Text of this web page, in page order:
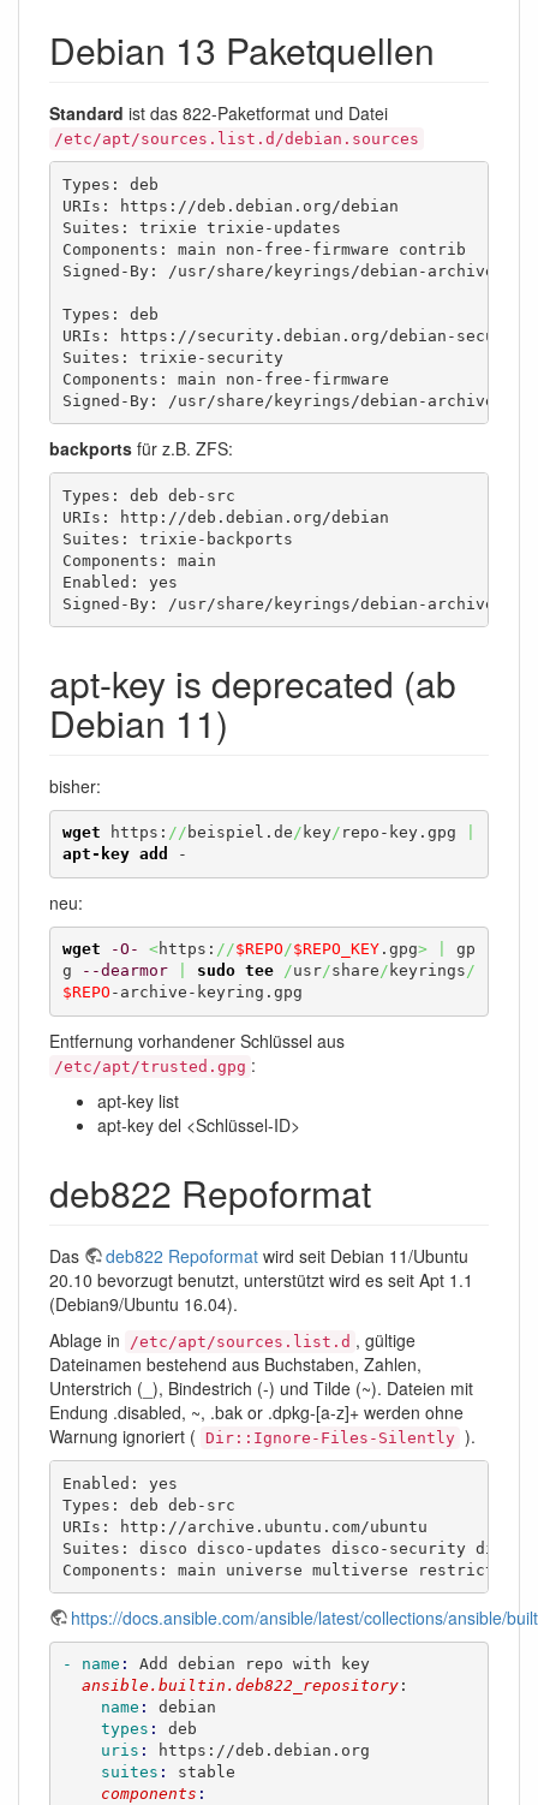
Debian 13 Paketquellen
Standard ist das 822-Paketformat und Datei
/etc/apt/sources.list.d/debian.sources
Types: deb
URIs: https://deb.debian.org/debian
Suites: trixie trixie-updates
Components: main non-free-firmware contrib
Signed-By: /usr/share/keyrings/debian-archive-
Types: deb
URIs: https://security.debian.org/debian-security
Suites: trixie-security
Components: main non-free-firmware
Signed-By: /usr/share/keyrings/debian-archive-
backports für z.B. ZFS:
Types: deb deb-src
URIs: http://deb.debian.org/debian
Suites: trixie-backports
Components: main
Enabled: yes
Signed-By: /usr/share/keyrings/debian-archive-
apt-key is deprecated (ab
Debian 11)
bisher:
wget https: // beispiel.de/ key/ repo-key.gpg
apt-key add
-
neu:
wget -O- <https: //$REPO/$REPO_KEY.gpg>
gp
g
--dearmor sudo tee /usr/share/ keyrings/
$REPO -archive-keyring.gpg
Entfernung vorhandener Schlüssel aus
/etc/apt/trusted.gpg :
apt-key list
apt-key del <Schlüssel-ID>
deb822 Repoformat
Das deb822 Repoformat wird seit Debian 11/Ubuntu
20.10 bevorzugt benutzt, unterstützt wird es seit Apt 1.1
(Debian9/Ubuntu 16.04).
Ablage in
/etc/apt/sources.list.d , gültige
Dateinamen bestehend aus Buchstaben, Zahlen,
Unterstrich (_), Bindestrich (-) und Tilde (~). Dateien mit
Endung .disabled, ~, .bak or .dpkg-[a-z]+ werden ohne
Warnung ignoriert ( Dir::Ignore-Files-Silently ).
Enabled: yes
Types: deb deb-src
URIs: http://archive.ubuntu.com/ubuntu
Suites: disco disco-updates disco-security disco-
Components: main universe multiverse restricted
https://docs.ansible.com/ansible/latest/collections/ansible/
- name : Add debian repo with key
  ansible.builtin.deb822_repository
:
    name
: debian
    types
: deb
    uris
:
https://deb.debian.org
    suites
: stable
    components